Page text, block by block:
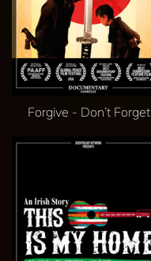
Forgive - Don’t Forget